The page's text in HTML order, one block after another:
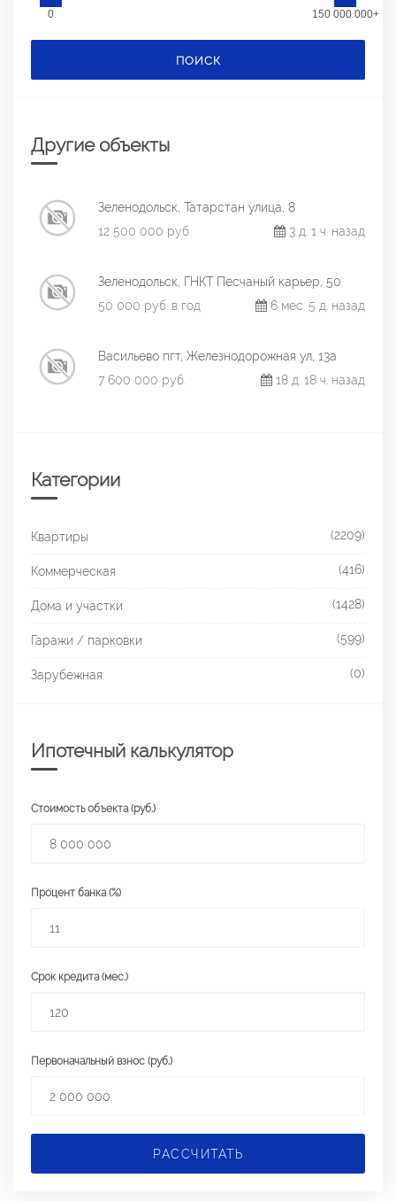
0 150 000 000+
ПОИСК
Другие объекты
Зеленодольск, Татарстан улица, 8
12 500 000 руб.
3 д. 1 ч. назад
Зеленодольск, ГНКТ Песчаный карьер, 50
50 000 руб. в год
6 мес. 5 д. назад
Васильево пгт, Железнодорожная ул, 13а
7 600 000 руб.
18 д. 18 ч. назад
Категории
Квартиры (2209)
Коммерческая (416)
Дома и участки (1428)
Гаражи / парковки (599)
Зарубежная (0)
Ипотечный калькулятор
Стоимость объекта (руб.)
Процент банка (%)
Срок кредита (мес.)
Первоначальный взнос (руб.)
РАССЧИТАТЬ